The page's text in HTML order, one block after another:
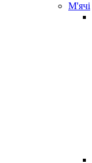
М'ячі